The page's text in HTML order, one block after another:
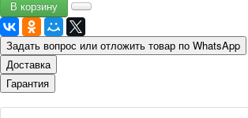
Задать вопрос или отложить товар по WhatsApp
Доставка
Гарантия